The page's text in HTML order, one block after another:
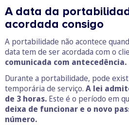
A data da
acordada consigo
A portabilidade não acontece
data tem de ser acordada com o
comunicada com antecedência.
Durante a portabilidade, pode
temporária de serviço. A lei
de 3 horas. Este é o período em
deixa de funcionar e o novo
número.